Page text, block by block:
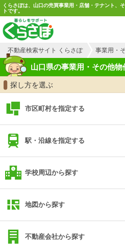
くらさぽは、山口の売買事業用・店舗・テナント、
トです。
不動産検索サイト くらさぽ 事業用・
山口県の事業用・その他物
探し方を選ぶ
市区町村を指定する
駅・沿線を指定する
学校周辺から探す
地図から探す
不動産会社から探す